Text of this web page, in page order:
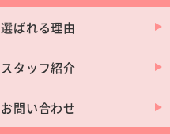
選ばれる理由
スタッフ紹介
お問い合わせ